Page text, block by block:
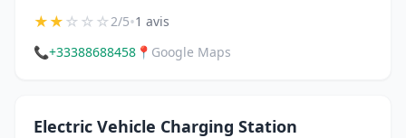
★★☆☆☆2/5•1 avis
📞+33388688458 📍 Google Maps
Electric Vehicle Charging Station